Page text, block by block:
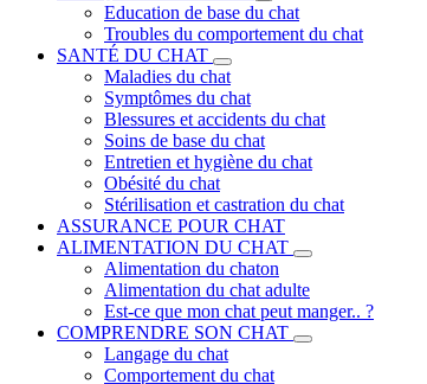
Education de base du chat
Troubles du comportement du chat
SANTÉ DU CHAT
Maladies du chat
Symptômes du chat
Blessures et accidents du chat
Soins de base du chat
Entretien et hygiène du chat
Obésité du chat
Stérilisation et castration du chat
ASSURANCE POUR CHAT
ALIMENTATION DU CHAT
Alimentation du chaton
Alimentation du chat adulte
Est-ce que mon chat peut manger.. ?
COMPRENDRE SON CHAT
Langage du chat
Comportement du chat